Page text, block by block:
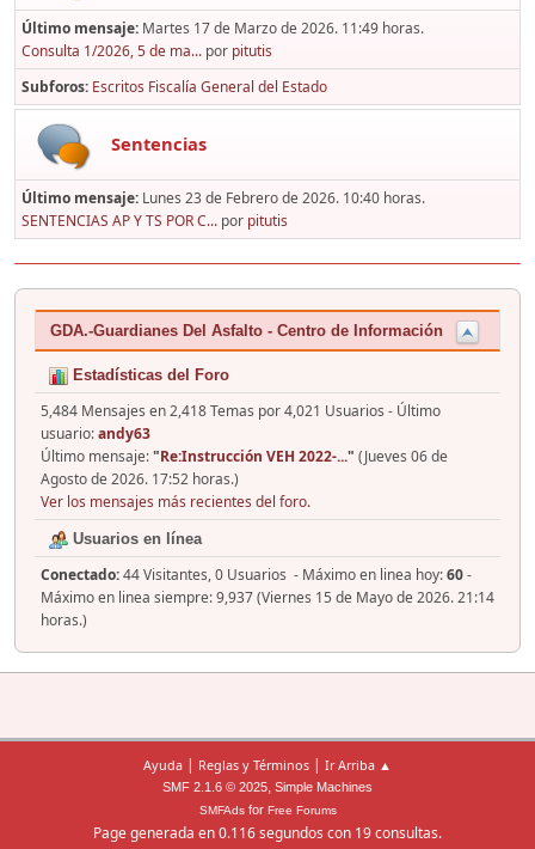
Último mensaje: Martes 17 de Marzo de 2026. 11:49 horas.
Consulta 1/2026, 5 de ma... por pitutis
Subforos Escritos Fiscalía General del Estado
Sentencias
Último mensaje: Lunes 23 de Febrero de 2026. 10:40 horas.
SENTENCIAS AP Y TS POR C... por pitutis
GDA.-Guardianes Del Asfalto - Centro de Información
Estadísticas del Foro
5,484 Mensajes en 2,418 Temas por 4,021 Usuarios - Último
usuario:andy63
Último mensaje:"Re:Instrucción VEH 2022-..." (Jueves 06 de
Agosto de 2026. 17:52 horas.)
Ver los mensajes más recientes del foro.
Usuarios en línea
Conectado:44 Visitantes, 0 Usuarios - Máximo en linea hoy:60-
Máximo en linea siempre: 9,937 (Viernes 15 de Mayo de 2026. 21:14
horas.)
Ayuda | Reglas y Términos | Ir Arriba ▲
SMF 2.1.6 © 2025, Simple Machines
SMFAdsfor Free Forums
Page generada en 0.116 segundos con 19 consultas.